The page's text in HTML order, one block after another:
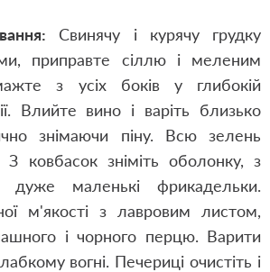
Свинячу і курячу грудку
приправте сіллю і меленим
з усіх боків у глибокій
Влийте вино і варіть близько
знімаючи піну. Всю зелень
З ковбасок зніміть оболонку, з
дуже маленькі фрикадельки.
м'якості з лавровим листом,
і чорного перцю. Варити
вогні. Печериці очистіть і